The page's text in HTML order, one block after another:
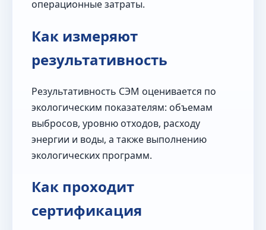
операционные затраты.
Как измеряют
результативность
Результативность СЭМ оценивается по
экологическим показателям: объемам
выбросов, уровню отходов, расходу
энергии и воды, а также выполнению
экологических программ.
Как проходит
сертификация